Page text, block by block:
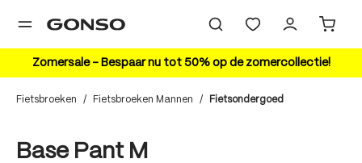
Zomersale – Bespaar nu tot 50% op de zomercollectie!
Fietsbroeken / Fietsbroeken Mannen / Fietsondergoed
Base Pant M